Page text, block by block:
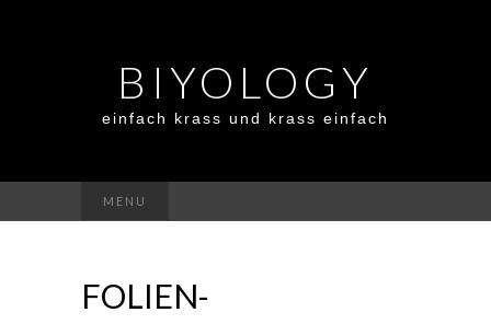
BIYOLOGY
einfach krass und krass einfach
MENU
nach:
FOLIEN-